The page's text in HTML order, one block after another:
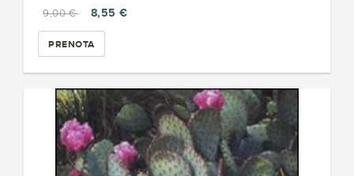
9,00 €
8,55 €
PRENOTA